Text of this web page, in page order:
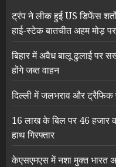
ट्रंप ने लीक हुई US डिफेंस
हाई-स्टेक बातचीत अहम मोड़
बिहार में अवैध बालू ढुलाई पर
होंगे जब्त वाहन
दिल्ली में जलभराव और ट्रैफिक
16 लाख के बिल पर 46 हजार
हाथ गिरफ्तार
केएसएमएस में नशा मुक्त भारत